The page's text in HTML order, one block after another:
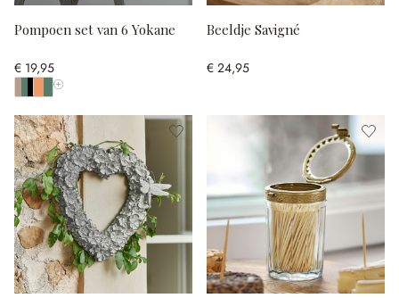
Pompoen set van 6 Yokane
€ 19,95
Toon alle kleuren
Beeldje Savigné
€ 24,95